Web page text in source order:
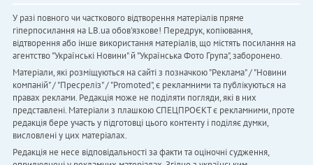
У разі повного чи часткового відтворення матеріалів пряме
гіперпосилання на LB.ua обов'язкове! Передрук, копіювання,
відтворення або інше використання матеріалів, що містять посилання на
агентство "Українськi Новини" й "Українська Фото Група", заборонено.
Матеріали, які розміщуються на сайті з позначкою "Реклама" / "Новини
компаній" / "Пресреліз" / "Promoted", є рекламними та публікуються на
правах реклами. Редакція може не поділяти погляди, які в них
представлені. Матеріали з плашкою СПЕЦПРОЄКТ є рекламними, проте
редакція бере участь у підготовці цього контенту і поділяє думки,
висловлені у цих матеріалах.
Редакція не несе відповідальності за факти та оціночні судження,